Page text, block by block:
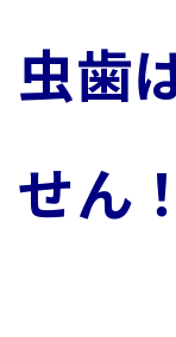
虫歯
せん！